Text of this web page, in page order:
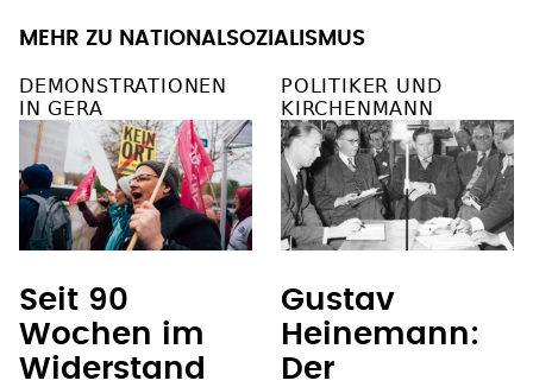
MEHR ZU NATIONALSOZIALISMUS
DEMONSTRATIONEN
IN GERA
Seit 90
Wochen im
Widerstand
POLITIKER UND
KIRCHENMANN
Gustav
Heinemann:
Der